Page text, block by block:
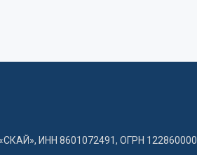
ИНН 8601072491, ОГРН